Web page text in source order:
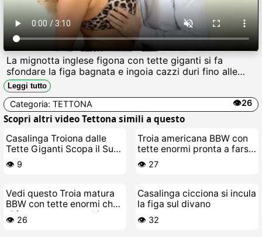
La mignotta inglese figona con tette giganti si fa
sfondare la figa bagnata e ingoia cazzi duri fino alle
palle, gemendo come una puttana in calore mentre si fa
scopare senza pietà e si fa coprire di sborra calda.
Leggi tutto
Categoria: TETTONA 👁️26
Scopri altri video Tettona simili a questo
Casalinga Troiona dalle
Tette Giganti Scopa il Suo
Giovane Stallone
👁️ 9
Troia americana BBW con
tette enormi pronta a farsi
scopare da perversa
👁️ 27
Vedi questo Troia matura
BBW con tette enormi che
si fa scopare e succhia
cazzi
👁️ 26
Casalinga cicciona si incula
la figa sul divano
👁️ 32